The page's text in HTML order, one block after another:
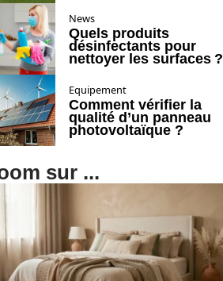
News
Quels produits
désinfectants pour
nettoyer les surfaces ?
Equipement
Comment vérifier la
qualité d’un panneau
photovoltaïque ?
sur ...